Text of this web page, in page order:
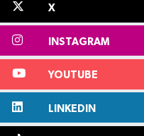
X
INSTAGRAM
YOUTUBE
LINKEDIN